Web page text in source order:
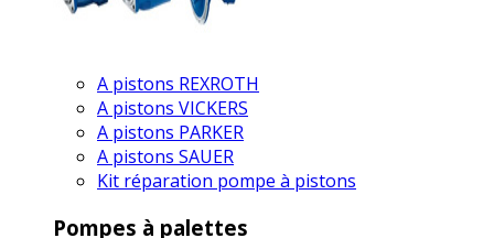
A pistons REXROTH
A pistons VICKERS
A pistons PARKER
A pistons SAUER
Kit réparation pompe à pistons
Pompes à palettes